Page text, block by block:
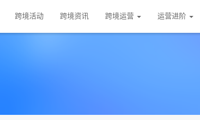
跨境活动 跨境资讯 跨境运营 运营进阶